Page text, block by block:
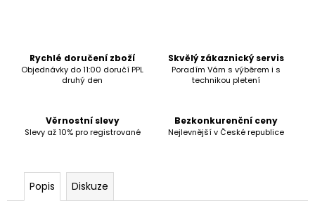
Rychlé doručení zboží
Objednávky do 11:00 doručí PPL
druhý den
Skvělý zákaznický servis
Poradím Vám s výběrem i s
technikou pletení
Věrnostní slevy
Slevy až 10% pro registrované
Bezkonkurenční ceny
Nejlevnější v České republice
Popis Diskuze